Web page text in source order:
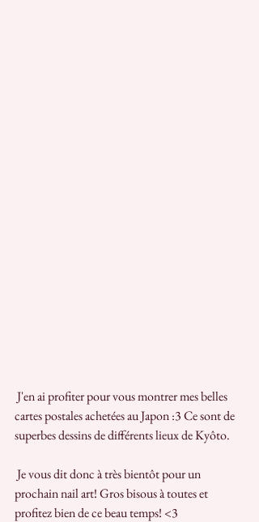
cartes postales achetées au Japon :3 Ce sont de
superbes dessins de différents lieux de Kyôto.
prochain nail art! Gros bisous à toutes et
profitez bien de ce beau temps! <3